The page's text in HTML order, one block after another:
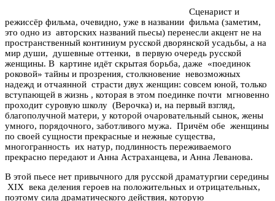
Сценарист и
режиссёр фильма, очевидно, уже в названии фильма (заметим,
это одно из авторских названий пьесы) перенесли акцент не на
пространственный континиум русской дворянской усадьбы, а на
мир души, душевные оттенки, в первую очередь русской
женщины. В картине идёт скрытая борьба, даже «поединок
роковой» тайны и прозрения, столкновение невозможных
надежд и отчаянной страсти двух женщин: совсем юной, только
вступающей в жизнь , которая в этом поединке почти мгновенно
проходит суровую школу (Верочка) и, на первый взгляд,
благополучной матери, у которой очаровательный сынок, жены
умного, порядочного, заботливого мужа. Причём обе женщины
по своей сущности прекрасные и нежные существа,
многогранность их натур, подлинность переживаемого
прекрасно передают и Анна Астраханцева, и Анна Леванова.
В этой пьесе нет привычного для русской драматургии середины
XIX века деления героев на положительных и отрицательных,
поэтому сила драматического действия, которую